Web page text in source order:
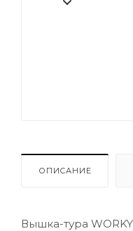
ОПИСАНИЕ
Вышка-тура